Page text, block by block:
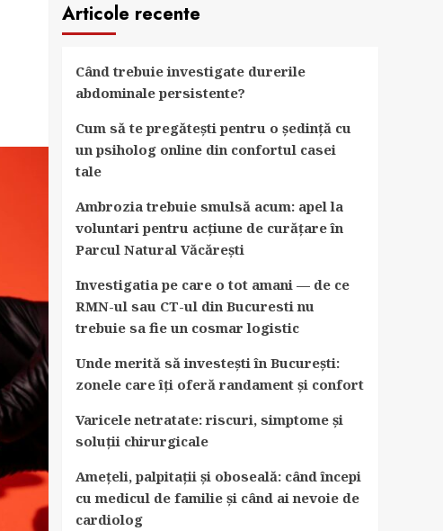
Articole recente
Când trebuie investigate durerile
abdominale persistente?
Cum să te pregătești pentru o ședință cu
un psiholog online din confortul casei
tale
Ambrozia trebuie smulsă acum: apel la
voluntari pentru acțiune de curățare în
Parcul Natural Văcărești
Investigatia pe care o tot amani — de ce
RMN-ul sau CT-ul din Bucuresti nu
trebuie sa fie un cosmar logistic
Unde merită să investești în București:
zonele care îți oferă randament și confort
Varicele netratate: riscuri, simptome și
soluții chirurgicale
Amețeli, palpitații și oboseală: când începi
cu medicul de familie și când ai nevoie de
cardiolog